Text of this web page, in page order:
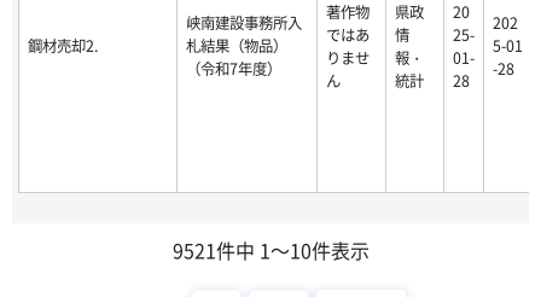
鋼材売却2.
峡南建設事務所入
札結果（物品）
（令和7年度）
著作物
ではあ
りませ
ん
県政
情
報・
統計
20
25-
01-
28
202
5-01
-28
9521件中 1～10件表示